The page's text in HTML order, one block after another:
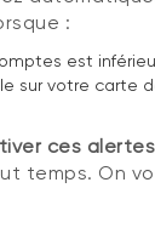
:
est
sur votre carte
ces
temps. On